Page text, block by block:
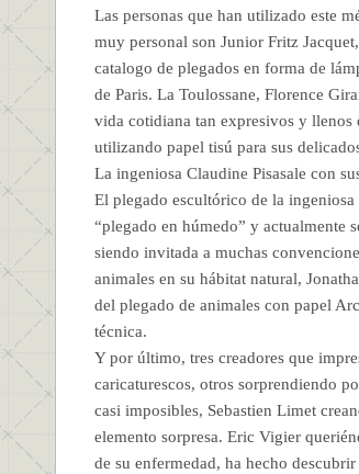
Las personas que han utilizado este
muy personal son Junior Fritz
catalogo de plegados en forma de
de Paris. La Toulossane, Florence
vida cotidiana tan expresivos y
utilizando papel tisú para sus
La ingeniosa Claudine Pisasale con
El plegado escultórico de la
“plegado en húmedo” y actualmente
siendo invitada a muchas
animales en su hábitat natural,
del plegado de animales con papel
técnica.
Y por último, tres creadores que
caricaturescos, otros sorprendiendo
casi imposibles, Sebastien Limet
elemento sorpresa. Eric Vigier
de su enfermedad, ha hecho